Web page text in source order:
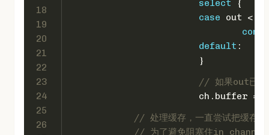
18
19
20
21
22
23
24
25
26
select {
case out <-
default :
			}
// 如果out已经
			ch.buffer =
// 处理缓存，一直尝试把缓存
// 为了避免阻塞住in channel,